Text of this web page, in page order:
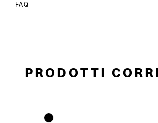
FAQ
PRODOTTI